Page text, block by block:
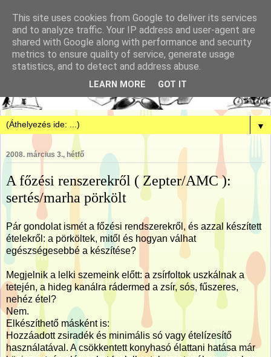
▼
2008. március 3., hétfő
A főzési renszerekről ( Zepter/AMC ):
sertés/marha pörkölt
Pár gondolat ismét a főzési rendszerekről, és azzal készített
ételekről: a pörköltek, mitől és hogyan válhat
egészségesebbé a készítése?
Megjelnik a lelki szemeink előtt: a zsírfoltok uszkálnak a
tetején, a hideg kanálra rádermed a zsír, sós, fűszeres,
nehéz étel?
Nem.
Elkészíthető másként is:
Hozzáadott zsiradék és minimális só vagy ételízesítő
használatával. A csökkentett konyhasó élattani hatása már
This site uses cookies from Google to deliver its services
and to analyze traffic. Your IP address and user-agent are
shared with Google along with performance and security
metrics to ensure quality of service, generate usage
statistics, and to detect and address abuse.
LEARN MORE GOT IT